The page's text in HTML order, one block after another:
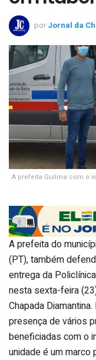
por Jornal da
A prefeita Guilma com o
A prefeita do
(PT), também
entrega da
nesta sexta-feira
Chapada
presença de vários
beneficiadas com o
unidade é um marco